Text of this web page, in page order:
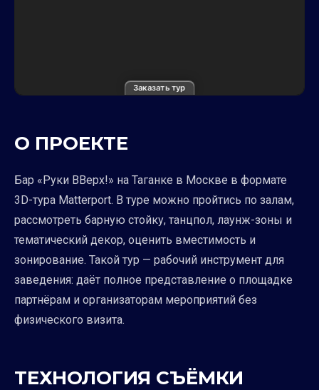
Заказать тур
О ПРОЕКТЕ
Бар «Руки ВВерх!» на Таганке в Москве в формате
3D-тура Matterport. В туре можно пройтись по залам,
рассмотреть барную стойку, танцпол, лаунж-зоны и
тематический декор, оценить вместимость и
зонирование. Такой тур — рабочий инструмент для
заведения: даёт полное представление о площадке
партнёрам и организаторам мероприятий без
физического визита.
ТЕХНОЛОГИЯ СЪЁМКИ